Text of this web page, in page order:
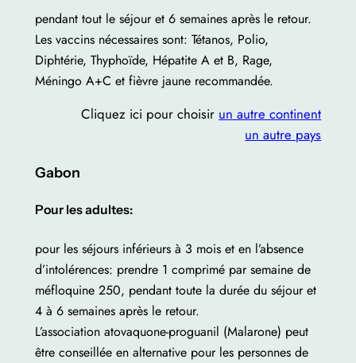
pendant tout le séjour et 6 semaines après le retour.
Les vaccins nécessaires sont: Tétanos, Polio,
Diphtérie, Thyphoïde, Hépatite A et B, Rage,
Méningo A+C et fièvre jaune recommandée.
Cliquez ici pour choisir un autre continent
un autre pays
Gabon
Pour les adultes:
pour les séjours inférieurs à 3 mois et en l’absence
d’intolérences: prendre 1 comprimé par semaine de
méfloquine 250, pendant toute la durée du séjour et
4 à 6 semaines après le retour.
L’association atovaquone-proguanil (Malarone) peut
être conseillée en alternative pour les personnes de